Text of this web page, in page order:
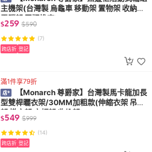
主機架(台灣製 烏龜車 移動架 置物架 收納架
電腦架 平版推車)
$259 $590
(7)
跨店折 登記
滿1件享79折
【Monarch 尊爵家】台灣製馬卡龍加長
型雙桿曬衣架/30MM加粗款(伸縮衣架 吊衣
架 掛衣架 衣帽架 收納架)
$549 $999
(14)
跨店折 登記